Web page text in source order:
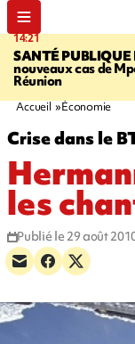
14:21
SANTÉ PUBLIQUE
nouveaux cas de
Réunion
Accueil Économie
Crise dans le
les
Publié le 29 août